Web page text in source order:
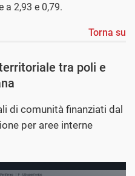
a 2,93 e 0,79.
Torna su
tra poli e
di comunità finanziati dal
per aree interne